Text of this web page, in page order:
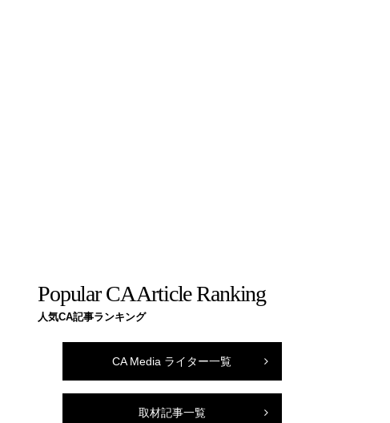
Popular CA Article Ranking
人気CA記事ランキング
CA Media ライター一覧
取材記事一覧